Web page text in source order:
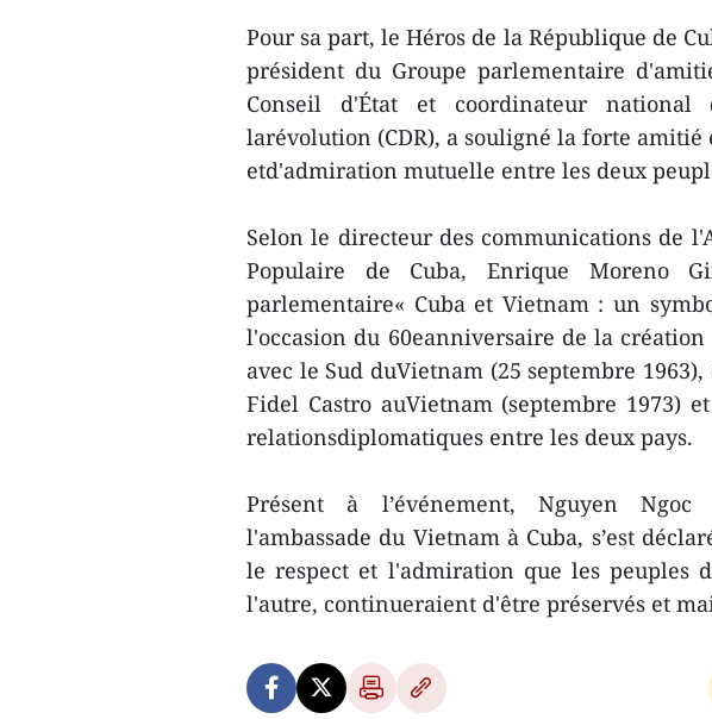
Pour sa part, le Héros de la République de
président du Groupe parlementaire
Conseil d'État et coordinateur national
larévolution (CDR), a souligné la forte
etd'admiration mutuelle entre les deux
Selon le directeur des communications de
Populaire de Cuba, Enrique Moreno
parlementaire« Cuba et Vietnam : un
l'occasion du 60eanniversaire de la
avec le Sud duVietnam (25 septembre
Fidel Castro auVietnam (septembre 1973)
relationsdiplomatiques entre les deux pays.
Présent à l’événement, Nguyen Ngoc
l'ambassade du Vietnam à Cuba, s’est
le respect et l'admiration que les peuples
l'autre, continueraient d'être préservés et